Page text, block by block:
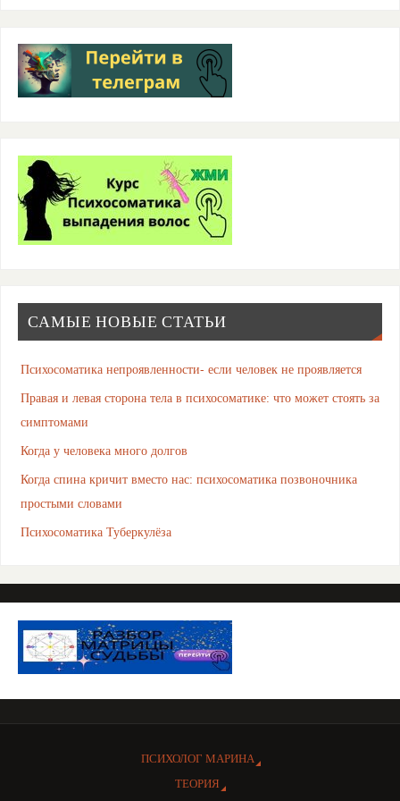
САМЫЕ НОВЫЕ СТАТЬИ
Психосоматика непроявленности- если человек не проявляется
Правая и левая сторона тела в психосоматике: что может стоять за
симптомами
Когда у человека много долгов
Когда спина кричит вместо нас: психосоматика позвоночника
простыми словами
Психосоматика Туберкулёза
ПСИХОЛОГ МАРИНА
ТЕОРИЯ